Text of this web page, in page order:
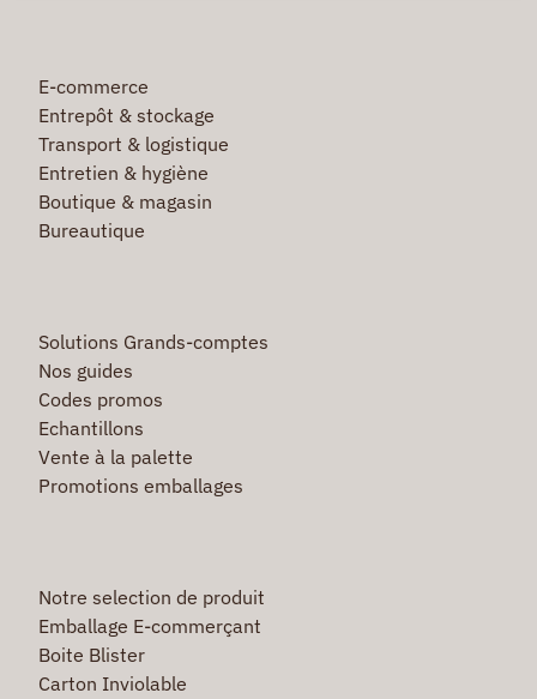
E-commerce
Entrepôt & stockage
Transport & logistique
Entretien & hygiène
Boutique & magasin
Bureautique
Solutions Grands-comptes
Nos guides
Codes promos
Echantillons
Vente à la palette
Promotions emballages
Notre selection de produit
Emballage E-commerçant
Boite Blister
Carton Inviolable